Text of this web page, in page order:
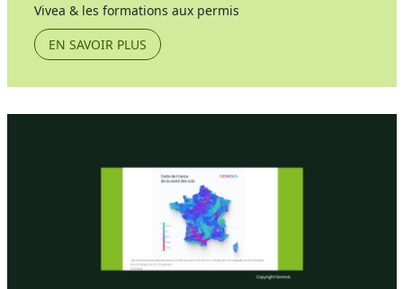
Vivea & les formations aux permis
EN SAVOIR PLUS